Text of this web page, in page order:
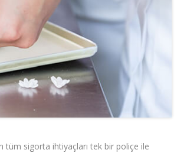
tüm sigorta ihtiyaçları tek bir poliçe ile